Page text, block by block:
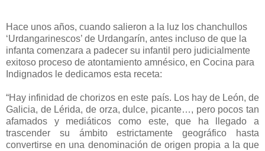
Hace unos años, cuando salieron a la luz los chanchullos
‘Urdangarinescos’ de Urdangarín, antes incluso de que la
infanta comenzara a padecer su infantil pero judicialmente
exitoso proceso de atontamiento amnésico, en Cocina para
Indignados le dedicamos esta receta:
“Hay infinidad de chorizos en este país. Los hay de León, de
Galicia, de Lérida, de orza, dulce, picante…, pero pocos tan
afamados y mediáticos como este, que ha llegado a
trascender su ámbito estrictamente geográfico hasta
convertirse en una denominación de origen propia a la que